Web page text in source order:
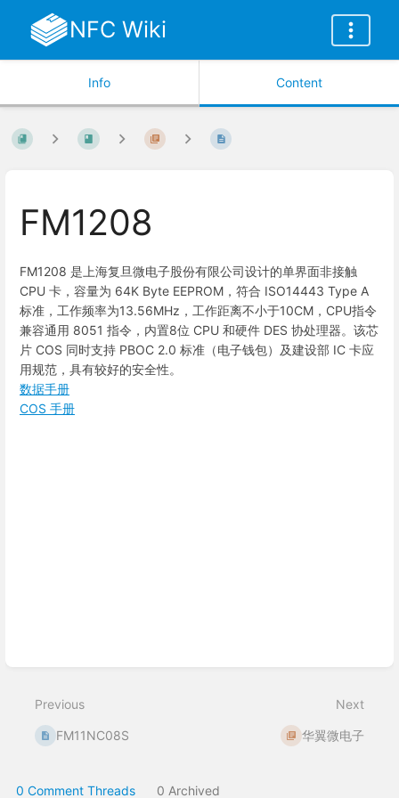
NFC Wiki
Info Content
FM1208
FM1208 是上海复旦微电子股份有限公司设计的单界面非接触
CPU 卡，容量为 64K Byte EEPROM，符合 ISO14443 Type A
标准，工作频率为13.56MHz，工作距离不小于10CM，CPU指令
兼容通用 8051 指令，内置8位 CPU 和硬件 DES 协处理器。该芯
片 COS 同时支持 PBOC 2.0 标准（电子钱包）及建设部 IC 卡应
用规范，具有较好的安全性。
数据手册
COS 手册
Previous
FM11NC08S
Next
华翼微电子
0 Comment Threads 0 Archived